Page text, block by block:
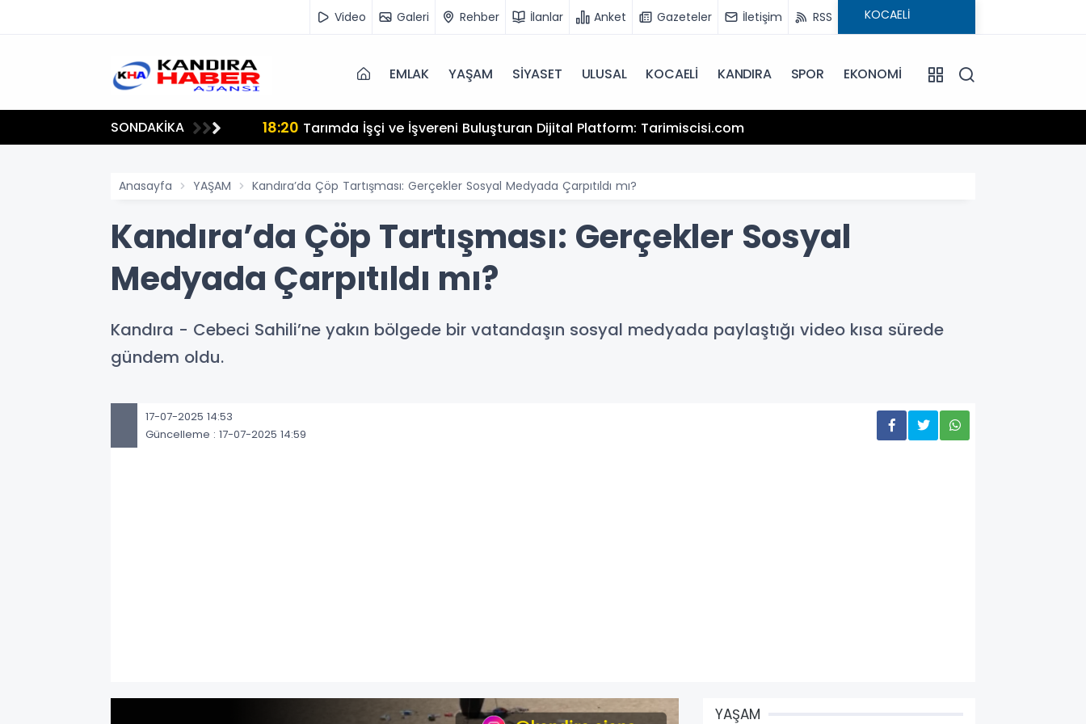
Video Galeri Rehber İlanlar Anket Gazeteler İletişim RSS
EMLAK YAŞAM SİYASET ULUSAL KOCAELİ KANDIRA SPOR EKONOMİ
SONDAKİKA 18:20 Tarımda İşçi ve İşvereni Buluşturan Dijital Platform: Tarimiscisi.com
Anasayfa YAŞAM Kandıra’da Çöp Tartışması: Gerçekler Sosyal Medyada Çarpıtıldı mı?
Kandıra’da Çöp Tartışması: Gerçekler Sosyal
Medyada Çarpıtıldı mı?
Kandıra - Cebeci Sahili’ne yakın bölgede bir vatandaşın sosyal medyada paylaştığı video kısa sürede
gündem oldu.
17-07-2025 14:53
Güncelleme : 17-07-2025 14:59
YAŞAM